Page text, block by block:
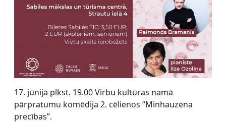
17. jūnijā plkst. 19.00 Virbu kultūras namā
pārpratumu komēdija 2. cēlienos “Minhauzena
precības”.